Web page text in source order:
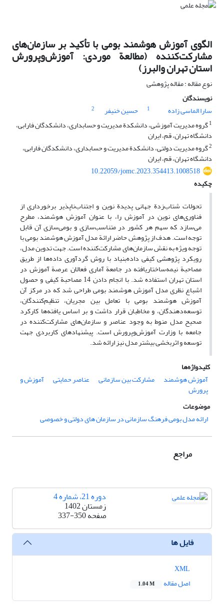
الگوی آموزش هوشمند بومی با تأکید بر سازمان‌های
مشارکت‌کننده (مطالعة موردی: آموزش‌وپرورش
استان تهران والبرز)
نوع مقاله : مقاله پژوهشی
نویسندگان
سارا الماسی زاده
1 حسین خنیفر
2
1گروه مدیریت آموزشی، دانشکدة مدیریت و حسابداری، دانشکدگان فارابی،
دانشگاه تهران، قم، ایران
2گروه مدیریت دولتی، دانشکدة مدیریت و حسابداری، دانشکدگان فارابی،
دانشگاه تهران، قم، ایران
10.22059/jomc.2023.354413.1008518
چکیده
تحولات شتاب‌زدة جهانی پدیدة نوین و اجتناب‌ناپذیر برخورداری از
فناوری‌های نوین در آموزش را، با عنوان آموزش هوشمند، مطرح
می‌سازد که سهم هر کشور در متناسب‌سازی و بومی‌سازی آن قابل
‌توجه است. هدف از پژوهش حاضر ارائة مدل آموزش هوشمند بومی با
توجه ویژه به نقش سازمان‌های مشارکت‌کننده است. جهت تدوین مدل،
رویکرد پژوهشی کیفی داده‌بنیاد با روش گردآوری داده‌ها از طریق
مصاحبة نیمه‌ساختاریافته در جامعة آماری فعالان عرصة آموزش در
استان تهران استفاده شد. با انجام دادن 14 مصاحبة کیفی و حصول
اشباع نظری مدل آموزش هوشمند بومی طراحی شد که در مرکز آن
آموزش هوشمند بومی با تعامل بین مجریان، تنظیم‌کنندگان،
توسعه‌دهندگان، و مخاطبان قرار داشت و بر اساس یافته‌ها کارکرد
صحیح مدل منوط به وجود عناصر و سازمان‌های مشارکت‌کننده در
جامعه با وزارت آموزش‌وپرورش است. پیشنهادهای کاربردی جهت
توسعه و اثربخشی بیشتر مدل نیز ارائه شد.
کلیدواژه‌ها
آموزش هوشمند
مشارکت بین سازمانی عناصر حمایتی آموزش و
پرورش
موضوعات
ارائه مدل بومی فرهنگ سازمانی در سازمان های دولتی و خصوصی
مراجع
دوره 21، شماره 4
زمستان 1402
صفحه337-350
فایل ها
اصل مقاله
1.04 M